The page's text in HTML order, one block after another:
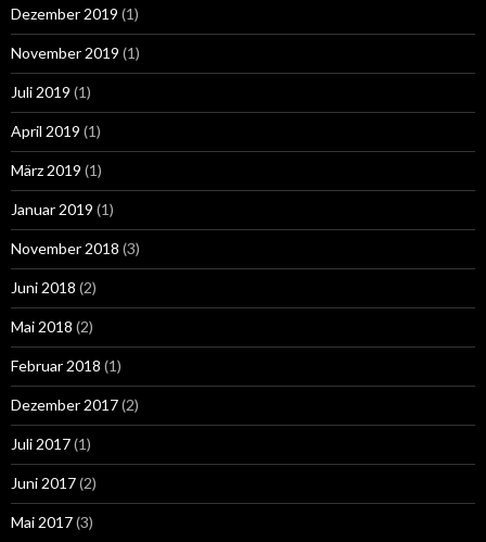
Dezember 2019 (1)
November 2019 (1)
Juli 2019 (1)
April 2019 (1)
März 2019 (1)
Januar 2019 (1)
November 2018 (3)
Juni 2018 (2)
Mai 2018 (2)
Februar 2018 (1)
Dezember 2017(2)
Juli 2017(1)
Juni 2017(2)
Mai 2017(3)